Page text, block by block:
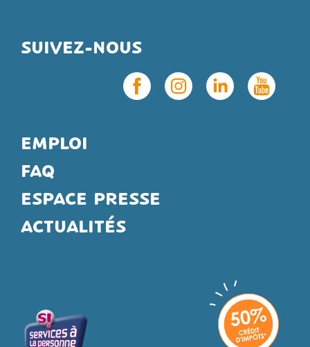
SUIVEZ-NOUS
EMPLOI
FAQ
ESPACE PRESSE
ACTUALITÉS